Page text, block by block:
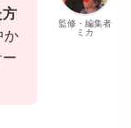
監修・編集者
ミカ
か